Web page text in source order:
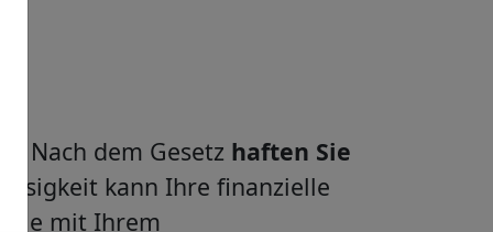
Nach dem Gesetz haften Sie
kann Ihre finanzielle
die mit Ihrem